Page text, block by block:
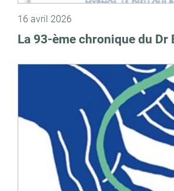
16 avril 2026
La 93-ème chronique du Dr